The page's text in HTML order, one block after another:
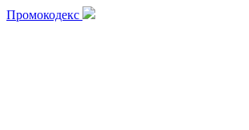
Промокодекс